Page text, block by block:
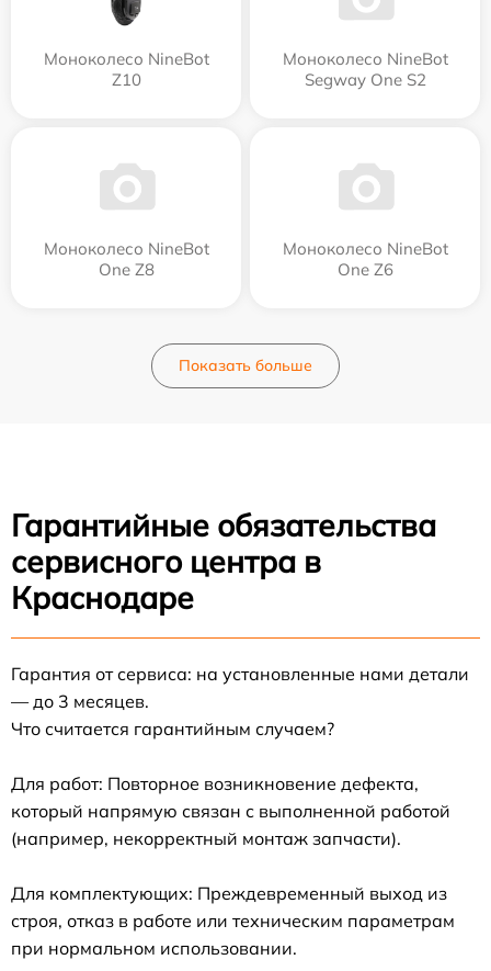
Моноколесо NineBot
Z10
Моноколесо NineBot
Segway One S2
Моноколесо NineBot
One Z8
Моноколесо NineBot
One Z6
Показать больше
Гарантийные обязательства
сервисного центра в
Краснодаре
Гарантия от сервиса: на установленные нами детали
— до 3 месяцев.
Что считается гарантийным случаем?
Для работ: Повторное возникновение дефекта,
который напрямую связан с выполненной работой
(например, некорректный монтаж запчасти).
Для комплектующих: Преждевременный выход из
строя, отказ в работе или техническим параметрам
при нормальном использовании.